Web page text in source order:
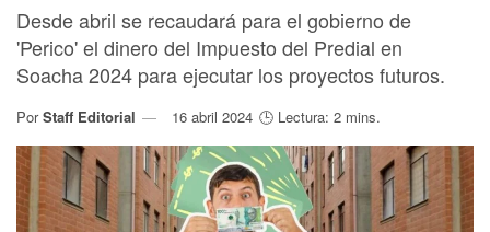
Desde abril se recaudará para el gobierno de
'Perico' el dinero del Impuesto del Predial en
Soacha 2024 para ejecutar los proyectos futuros.
Por Staff Editorial 16 abril 2024 🕒 Lectura: 2 mins.